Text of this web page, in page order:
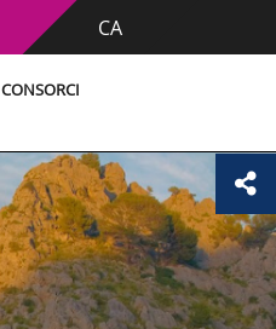
CA
CONSORCI